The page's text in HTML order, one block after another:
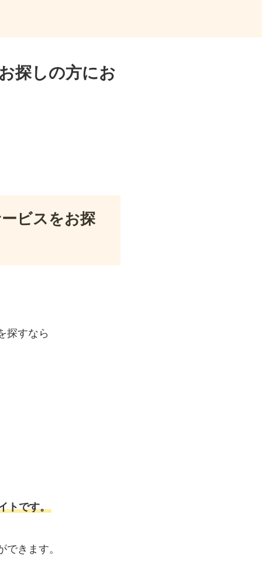
探しの方にお
ビスをお探
探すなら
トです。
きます。